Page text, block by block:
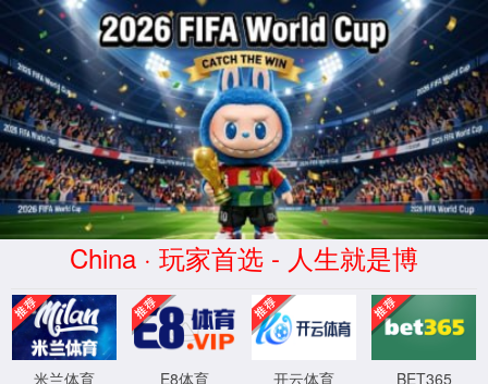
南宫ng·28相信品牌力量
服务器错误
404 - 找不到文件或目录。
您要查找的资源可能已被删除，已更改名称或者暂时不可用。